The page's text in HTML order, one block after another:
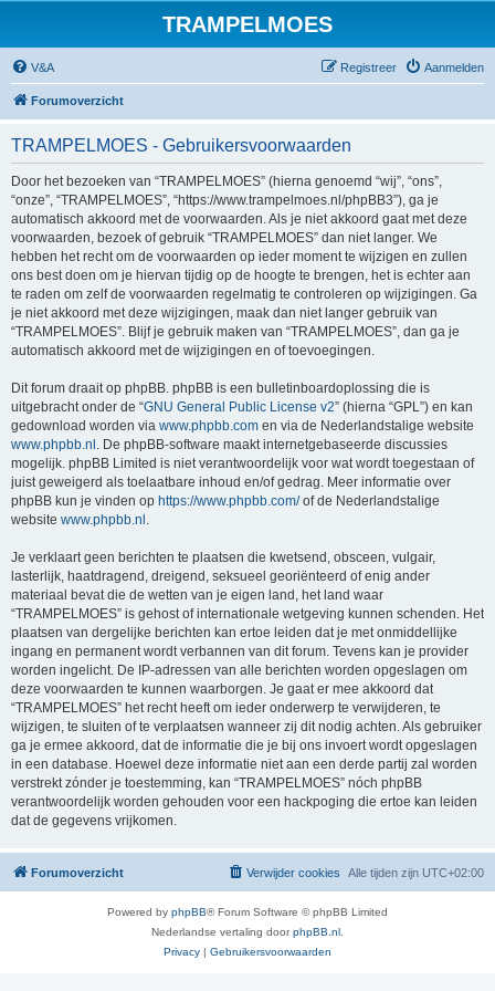
TRAMPELMOES
V&A Aanmelden
Registreer
Forumoverzicht
TRAMPELMOES - Gebruikersvoorwaarden
Door het bezoeken van “TRAMPELMOES” (hierna genoemd “wij”, “ons”,
“onze”, “TRAMPELMOES”, “https://www.trampelmoes.nl/phpBB3”), ga je
automatisch akkoord met de voorwaarden. Als je niet akkoord gaat met deze
voorwaarden, bezoek of gebruik “TRAMPELMOES” dan niet langer. We
hebben het recht om de voorwaarden op ieder moment te wijzigen en zullen
ons best doen om je hiervan tijdig op de hoogte te brengen, het is echter aan
te raden om zelf de voorwaarden regelmatig te controleren op wijzigingen. Ga
je niet akkoord met deze wijzigingen, maak dan niet langer gebruik van
“TRAMPELMOES”. Blijf je gebruik maken van “TRAMPELMOES”, dan ga je
automatisch akkoord met de wijzigingen en of toevoegingen.
Dit forum draait op phpBB. phpBB is een bulletinboardoplossing die is
uitgebracht onder de “GNU General Public License v2” (hierna “GPL”) en kan
gedownload worden via www.phpbb.com en via de Nederlandstalige website
www.phpbb.nl . De phpBB-software maakt internetgebaseerde discussies
mogelijk. phpBB Limited is niet verantwoordelijk voor wat wordt toegestaan of
juist geweigerd als toelaatbare inhoud en/of gedrag. Meer informatie over
phpBB kun je vinden op https://www.phpbb.com/of de Nederlandstalige
website www.phpbb.nl .
Je verklaart geen berichten te plaatsen die kwetsend, obsceen, vulgair,
lasterlijk, haatdragend, dreigend, seksueel georiënteerd of enig ander
materiaal bevat die de wetten van je eigen land, het land waar
“TRAMPELMOES” is gehost of internationale wetgeving kunnen schenden. Het
plaatsen van dergelijke berichten kan ertoe leiden dat je met onmiddellijke
ingang en permanent wordt verbannen van dit forum. Tevens kan je provider
worden ingelicht. De IP-adressen van alle berichten worden opgeslagen om
deze voorwaarden te kunnen waarborgen. Je gaat er mee akkoord dat
“TRAMPELMOES” het recht heeft om ieder onderwerp te verwijderen, te
wijzigen, te sluiten of te verplaatsen wanneer zij dit nodig achten. Als gebruiker
ga je ermee akkoord, dat de informatie die je bij ons invoert wordt opgeslagen
in een database. Hoewel deze informatie niet aan een derde partij zal worden
verstrekt zónder je toestemming, kan “TRAMPELMOES” nóch phpBB
verantwoordelijk worden gehouden voor een hackpoging die ertoe kan leiden
dat de gegevens vrijkomen.
Forumoverzicht Alle tijden zijn UTC+02:00
Verwijder cookies
Powered by phpBB® Forum Software © phpBB Limited
Nederlandse vertaling doorphpBB.nl
Privacy | Gebruikersvoorwaarden